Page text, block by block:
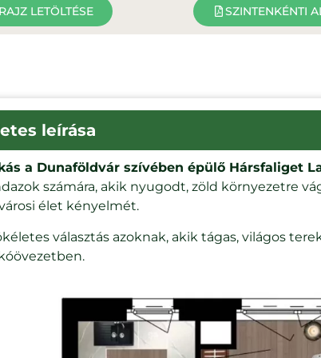
LETÖLTÉSE SZINTENKÉNTI
leírása
a Dunaföldvár szívében épülő Hársfaliget
számára, akik nyugodt, zöld környezetre
élet kényelmét.
választás azoknak, akik tágas, világos